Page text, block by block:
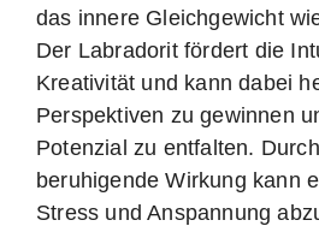
das innere Gleichgewicht
Der Labradorit fördert die
Kreativität und kann dabei
Perspektiven zu gewinnen
Potenzial zu entfalten.
beruhigende Wirkung kann
Stress und Anspannung